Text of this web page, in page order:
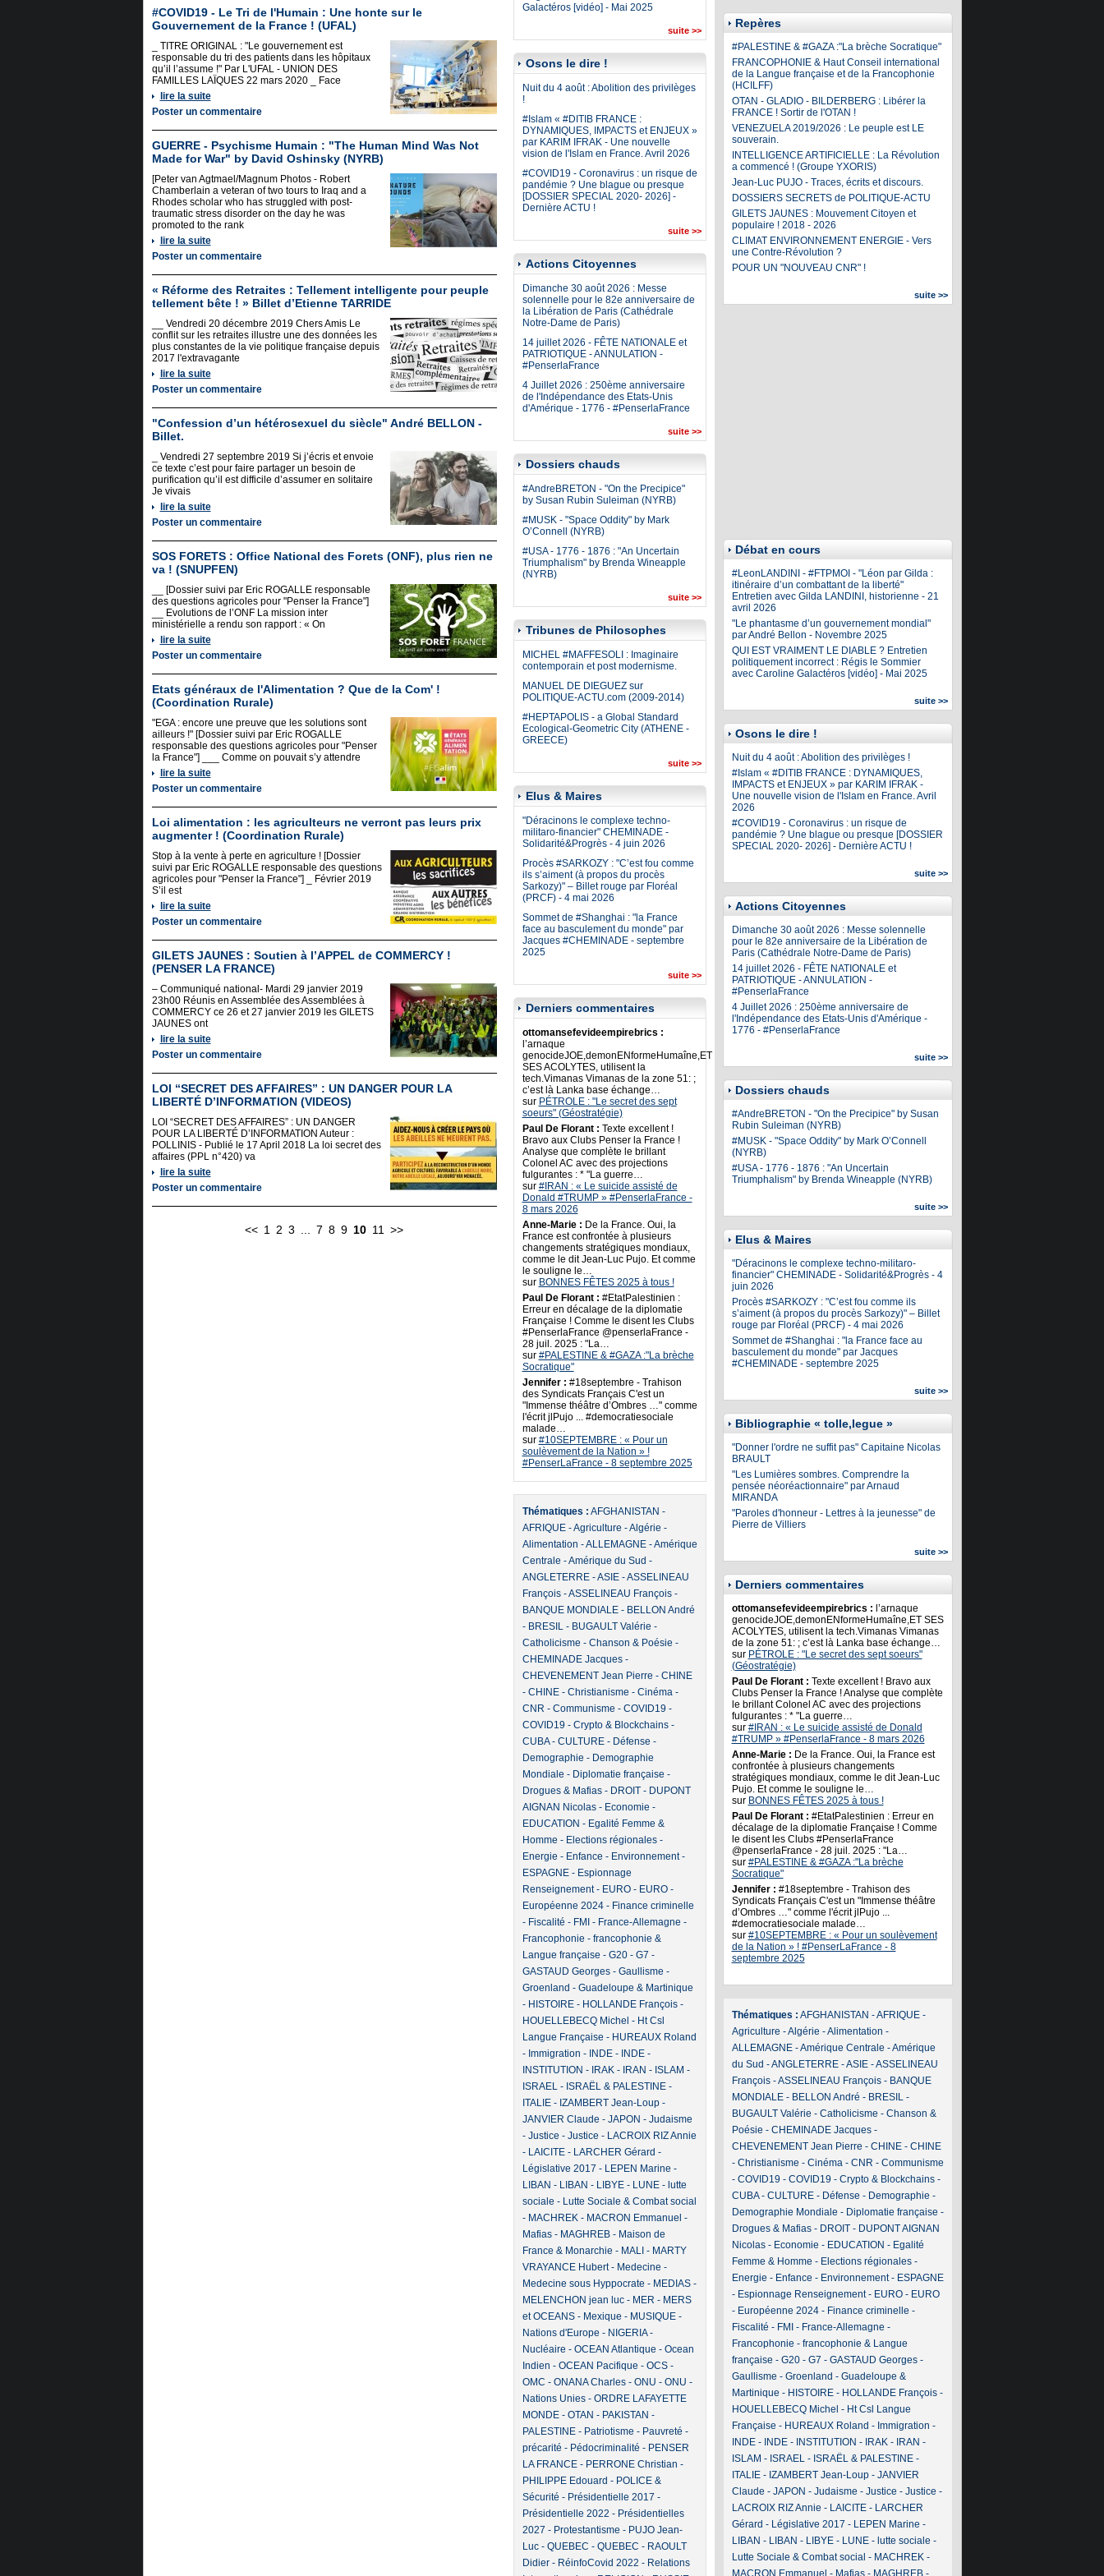
#COVID19 - Le Tri de l'Humain : Une honte sur le
Gouvernement de la France ! (UFAL)
_ TITRE ORIGINAL : "Le gouvernement est
responsable du tri des patients dans les hôpitaux
qu’il l’assume !" Par L'UFAL - UNION DES
FAMILLES LAÏQUES 22 mars 2020 _ Face
lire la suite
Poster un commentaire
GUERRE - Psychisme Humain : "The Human Mind Was Not
Made for War" by David Oshinsky (NYRB)
[Peter van Agtmael/Magnum Photos - Robert
Chamberlain a veteran of two tours to Iraq and a
Rhodes scholar who has struggled with post-
traumatic stress disorder on the day he was
promoted to the rank
lire la suite
Poster un commentaire
« Réforme des Retraites : Tellement intelligente pour peuple
tellement bête ! » Billet d’Etienne TARRIDE
__ Vendredi 20 décembre 2019 Chers Amis Le
conflit sur les retraites illustre une des données les
plus constantes de la vie politique française depuis
2017 l'extravagante
lire la suite
Poster un commentaire
"Confession d’un hétérosexuel du siècle" André BELLON -
Billet.
_ Vendredi 27 septembre 2019 Si j’écris et envoie
ce texte c’est pour faire partager un besoin de
purification qu’il est difficile d’assumer en solitaire
Je vivais
lire la suite
Poster un commentaire
SOS FORETS : Office National des Forets (ONF), plus rien ne
va ! (SNUPFEN)
__ [Dossier suivi par Eric ROGALLE responsable
des questions agricoles pour "Penser la France"]
__ Evolutions de l’ONF La mission inter
ministérielle a rendu son rapport : « On
lire la suite
Poster un commentaire
Etats généraux de l'Alimentation ? Que de la Com' !
(Coordination Rurale)
"EGA : encore une preuve que les solutions sont
ailleurs !" [Dossier suivi par Eric ROGALLE
responsable des questions agricoles pour "Penser
la France"] ___ Comme on pouvait s’y attendre
lire la suite
Poster un commentaire
Loi alimentation : les agriculteurs ne verront pas leurs prix
augmenter ! (Coordination Rurale)
Stop à la vente à perte en agriculture ! [Dossier
suivi par Eric ROGALLE responsable des questions
agricoles pour "Penser la France"] _ Février 2019
S’il est
lire la suite
Poster un commentaire
GILETS JAUNES : Soutien à l’APPEL de COMMERCY !
(PENSER LA FRANCE)
– Communiqué national- Mardi 29 janvier 2019
23h00 Réunis en Assemblée des Assemblées à
COMMERCY ce 26 et 27 janvier 2019 les GILETS
JAUNES ont
lire la suite
Poster un commentaire
LOI “SECRET DES AFFAIRES” : UN DANGER POUR LA
LIBERTÉ D’INFORMATION (VIDEOS)
LOI “SECRET DES AFFAIRES” : UN DANGER
POUR LA LIBERTÉ D’INFORMATION Auteur :
POLLINIS - Publié le 17 April 2018 La loi secret des
affaires (PPL n°420) va
lire la suite
Poster un commentaire
<< 1 2 3 7 8 9 10 11 >>
Galactéros [vidéo] - Mai 2025
suite >>
Osons le dire !
Nuit du 4 août : Abolition des privilèges
!
#Islam « #DITIB FRANCE :
DYNAMIQUES, IMPACTS et ENJEUX »
par KARIM IFRAK - Une nouvelle
vision de l'Islam en France. Avril 2026
#COVID19 - Coronavirus : un risque de
pandémie ? Une blague ou presque
[DOSSIER SPECIAL 2020- 2026] -
Dernière ACTU !
suite >>
Actions Citoyennes
Dimanche 30 août 2026 : Messe
solennelle pour le 82e anniversaire de
la Libération de Paris (Cathédrale
Notre-Dame de Paris)
14 juillet 2026 - FÊTE NATIONALE et
PATRIOTIQUE - ANNULATION -
#PenserlaFrance
4 Juillet 2026 : 250ème anniversaire
de l'Indépendance des Etats-Unis
d'Amérique - 1776 - #PenserlaFrance
suite >>
Dossiers chauds
#AndreBRETON - "On the Precipice"
by Susan Rubin Suleiman (NYRB)
#MUSK - "Space Oddity" by Mark
O’Connell (NYRB)
#USA - 1776 - 1876 : "An Uncertain
Triumphalism" by Brenda Wineapple
(NYRB)
suite >>
Tribunes de Philosophes
MICHEL #MAFFESOLI : Imaginaire
contemporain et post modernisme.
MANUEL DE DIEGUEZ sur
POLITIQUE-ACTU.com (2009-2014)
#HEPTAPOLIS - a Global Standard
Ecological-Geometric City (ATHENE -
GREECE)
suite >>
Elus & Maires
"Déracinons le complexe techno-
militaro-financier" CHEMINADE -
Solidarité&Progrès - 4 juin 2026
Procès #SARKOZY : "C’est fou comme
ils s’aiment (à propos du procès
Sarkozy)" – Billet rouge par Floréal
(PRCF) - 4 mai 2026
Sommet de #Shanghai : "la France
face au basculement du monde" par
Jacques #CHEMINADE - septembre
2025
suite >>
Derniers commentaires
ottomansefevideempirebrics :
l’arnaque
genocideJOE,demonENformeHumaîne,ET
SES ACOLYTES, utilisent la
tech.Vimanas Vimanas de la zone 51: ;
c’est là Lanka base échange…
sur PÉTROLE : "Le secret des sept
soeurs" (Géostratégie)
Paul De Florant : Texte excellent !
Bravo aux Clubs Penser la France !
Analyse que complète le brillant
Colonel AC avec des projections
fulgurantes : * "La guerre…
sur #IRAN : « Le suicide assisté de
Donald #TRUMP » #PenserlaFrance -
8 mars 2026
Anne-Marie : De la France. Oui, la
France est confrontée à plusieurs
changements stratégiques mondiaux,
comme le dit Jean-Luc Pujo. Et comme
le souligne le…
sur BONNES FÊTES 2025 à tous !
Paul De Florant : #EtatPalestinien :
Erreur en décalage de la diplomatie
Française ! Comme le disent les Clubs
#PenserlaFrance @penserlaFrance -
28 juil. 2025 : "La…
sur #PALESTINE & #GAZA :"La brèche
Socratique"
Jennifer : #18septembre - Trahison
des Syndicats Français C'est un
"Immense théâtre d’Ombres …" comme
l'écrit jlPujo ... #democratiesociale
malade…
sur #10SEPTEMBRE : « Pour un
soulèvement de la Nation » !
#PenserLaFrance - 8 septembre 2025
Thématiques : AFGHANISTAN -
AFRIQUE-Agriculture -Algérie -
Alimentation -ALLEMAGNE-Amérique
Centrale -Amérique du Sud -
ANGLETERRE-ASIE-ASSELINEAU
François-ASSELINEAU François-
BANQUE MONDIALE- BELLON André
- BRESIL- BUGAULT Valérie -
Catholicisme - Chanson & Poésie -
CHEMINADE Jacques-
CHEVENEMENT Jean Pierre - CHINE
- CHINE- Christianisme - Cinéma-
CNR - Communisme - COVID19 -
COVID19 - Crypto & Blockchains-
CUBA- CULTURE- Défense -
Demographie - Demographie
Mondiale - Diplomatie française -
Drogues & Mafias- DROIT- DUPONT
AIGNAN Nicolas- Economie -
EDUCATION - Egalité Femme &
Homme - Elections régionales-
Energie - Enfance - Environnement-
ESPAGNE- Espionnage
Renseignement- EURO- EURO-
Européenne 2024- Finance criminelle
- Fiscalité - FMI - France-Allemagne -
Francophonie - francophonie &
Langue française - G20- G7 -
GASTAUD Georges- Gaullisme -
Groenland - Guadeloupe & Martinique
- HISTOIRE- HOLLANDE François-
HOUELLEBECQ Michel - Ht Csl
Langue Française - HUREAUX Roland
- Immigration - INDE- INDE-
INSTITUTION - IRAK- IRAN - ISLAM -
ISRAEL- ISRAËL & PALESTINE-
ITALIE- IZAMBERT Jean-Loup-
JANVIER Claude - JAPON - Judaisme
- Justice - Justice - LACROIX RIZ Annie
- LAICITE- LARCHER Gérard -
Législative 2017 - LEPEN Marine -
LIBAN - LIBAN - LIBYE- LUNE- lutte
sociale - Lutte Sociale & Combat social
- MACHREK- MACRON Emmanuel -
Mafias- MAGHREB- Maison de
France & Monarchie - MALI - MARTY
VRAYANCE Hubert- Medecine -
Medecine sous Hyppocrate - MEDIAS-
MELENCHON jean luc- MER - MERS
et OCEANS- Mexique - MUSIQUE-
Nations d'Europe - NIGERIA-
Nucléaire - OCEAN Atlantique - Ocean
Indien - OCEAN Pacifique - OCS-
OMC - ONANA Charles- ONU - ONU -
Nations Unies- ORDRE LAFAYETTE
MONDE- OTAN - PAKISTAN -
PALESTINE- Patriotisme - Pauvreté -
précarité - Pédocriminalité - PENSER
LA FRANCE- PERRONE Christian -
PHILIPPE Edouard - POLICE &
Sécurité - Présidentielle 2017 -
Présidentielle 2022 - Présidentielles
2027 - Protestantisme - PUJO Jean-
Luc- QUEBEC - QUEBEC - RAOULT
Didier- RéinfoCovid 2022 - Relations
Repères
#PALESTINE & #GAZA :"La brèche Socratique"
FRANCOPHONIE & Haut Conseil international
de la Langue française et de la Francophonie
(HCILFF)
OTAN - GLADIO - BILDERBERG : Libérer la
FRANCE ! Sortir de l'OTAN !
VENEZUELA 2019/2026 : Le peuple est LE
souverain.
INTELLIGENCE ARTIFICIELLE : La Révolution
a commencé ! (Groupe YXORIS)
Jean-Luc PUJO - Traces, écrits et discours.
DOSSIERS SECRETS de POLITIQUE-ACTU
GILETS JAUNES : Mouvement Citoyen et
populaire ! 2018 - 2026
CLIMAT ENVIRONNEMENT ENERGIE - Vers
une Contre-Révolution ?
POUR UN "NOUVEAU CNR" !
suite >>
Débat en cours
#LeonLANDINI - #FTPMOI - "Léon par Gilda :
itinéraire d’un combattant de la liberté"
Entretien avec Gilda LANDINI, historienne - 21
avril 2026
"Le phantasme d’un gouvernement mondial"
par André Bellon - Novembre 2025
QUI EST VRAIMENT LE DIABLE ? Entretien
politiquement incorrect : Régis le Sommier
avec Caroline Galactéros [vidéo] - Mai 2025
suite >>
Osons le dire !
Nuit du 4 août : Abolition des privilèges !
#Islam « #DITIB FRANCE : DYNAMIQUES,
IMPACTS et ENJEUX » par KARIM IFRAK -
Une nouvelle vision de l'Islam en France. Avril
2026
#COVID19 - Coronavirus : un risque de
pandémie ? Une blague ou presque [DOSSIER
SPECIAL 2020- 2026] - Dernière ACTU !
suite >>
Actions Citoyennes
Dimanche 30 août 2026 : Messe solennelle
pour le 82e anniversaire de la Libération de
Paris (Cathédrale Notre-Dame de Paris)
14 juillet 2026 - FÊTE NATIONALE et
PATRIOTIQUE - ANNULATION -
#PenserlaFrance
4 Juillet 2026 : 250ème anniversaire de
l'Indépendance des Etats-Unis d'Amérique -
1776 - #PenserlaFrance
suite >>
Dossiers chauds
#AndreBRETON - "On the Precipice" by Susan
Rubin Suleiman (NYRB)
#MUSK - "Space Oddity" by Mark O’Connell
(NYRB)
#USA - 1776 - 1876 : "An Uncertain
Triumphalism" by Brenda Wineapple (NYRB)
suite >>
Elus & Maires
"Déracinons le complexe techno-militaro-
financier" CHEMINADE - Solidarité&Progrès - 4
juin 2026
Procès #SARKOZY : "C’est fou comme ils
s’aiment (à propos du procès Sarkozy)" – Billet
rouge par Floréal (PRCF) - 4 mai 2026
Sommet de #Shanghai : "la France face au
basculement du monde" par Jacques
#CHEMINADE - septembre 2025
suite >>
Bibliographie « tolle,legue »
"Donner l'ordre ne suffit pas" Capitaine Nicolas
BRAULT
"Les Lumières sombres. Comprendre la
pensée néoréactionnaire" par Arnaud
MIRANDA
"Paroles d'honneur - Lettres à la jeunesse" de
Pierre de Villiers
suite >>
Derniers commentaires
ottomansefevideempirebrics : l’arnaque
genocideJOE,demonENformeHumaîne,ET SES
ACOLYTES, utilisent la tech.Vimanas Vimanas
de la zone 51: ; c’est là Lanka base échange…
sur PÉTROLE : "Le secret des sept soeurs"
(Géostratégie)
Paul De Florant : Texte excellent ! Bravo aux
Clubs Penser la France ! Analyse que complète
le brillant Colonel AC avec des projections
fulgurantes : * "La guerre…
sur #IRAN : « Le suicide assisté de Donald
#TRUMP » #PenserlaFrance - 8 mars 2026
Anne-Marie : De la France. Oui, la France est
confrontée à plusieurs changements
stratégiques mondiaux, comme le dit Jean-Luc
Pujo. Et comme le souligne le…
sur BONNES FÊTES 2025 à tous !
Paul De Florant : #EtatPalestinien : Erreur en
décalage de la diplomatie Française ! Comme
le disent les Clubs #PenserlaFrance
@penserlaFrance - 28 juil. 2025 : "La…
sur #PALESTINE & #GAZA :"La brèche
Socratique"
Jennifer : #18septembre - Trahison des
Syndicats Français C'est un "Immense théâtre
d’Ombres …" comme l'écrit jlPujo ...
#democratiesociale malade…
sur #10SEPTEMBRE : « Pour un soulèvement
de la Nation » ! #PenserLaFrance - 8
septembre 2025
Thématiques : AFGHANISTAN -AFRIQUE-
Agriculture -Algérie -Alimentation -
ALLEMAGNE-Amérique Centrale -Amérique
du Sud -ANGLETERRE-ASIE-ASSELINEAU
François-ASSELINEAU François- BANQUE
MONDIALE- BELLON André - BRESIL-
BUGAULT Valérie - Catholicisme - Chanson &
Poésie - CHEMINADE Jacques-
CHEVENEMENT Jean Pierre - CHINE- CHINE
- Christianisme - Cinéma- CNR - Communisme
- COVID19 - COVID19 - Crypto & Blockchains-
CUBA- CULTURE- Défense - Demographie -
Demographie Mondiale - Diplomatie française -
Drogues & Mafias- DROIT- DUPONT AIGNAN
Nicolas- Economie - EDUCATION - Egalité
Femme & Homme - Elections régionales-
Energie - Enfance - Environnement- ESPAGNE
- Espionnage Renseignement- EURO- EURO
- Européenne 2024- Finance criminelle -
Fiscalité - FMI - France-Allemagne -
Francophonie - francophonie & Langue
française - G20- G7 - GASTAUD Georges-
Gaullisme - Groenland - Guadeloupe &
Martinique - HISTOIRE- HOLLANDE François-
HOUELLEBECQ Michel - Ht Csl Langue
Française - HUREAUX Roland - Immigration -
INDE- INDE- INSTITUTION - IRAK- IRAN -
ISLAM - ISRAEL- ISRAËL & PALESTINE-
ITALIE- IZAMBERT Jean-Loup- JANVIER
Claude - JAPON - Judaisme - Justice - Justice -
LACROIX RIZ Annie - LAICITE- LARCHER
Gérard - Législative 2017 - LEPEN Marine -
LIBAN - LIBAN - LIBYE- LUNE- lutte sociale -
Lutte Sociale & Combat social - MACHREK-
MACRON Emmanuel - Mafias- MAGHREB-